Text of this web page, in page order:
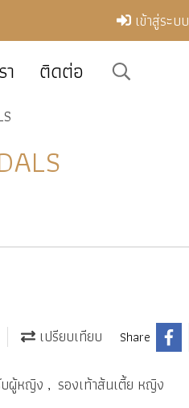
เข้าสู่ระบบ
ติดต่อ
เปรียบเทียบ Share
บผู้หญิง , รองเท้าส้นเตี้ย หญิง